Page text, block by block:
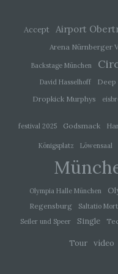
Accept Airport
Arena Nürnberger
Backstage München
David Hasselhoff
Deep
Dropkick Murphys
festival 2025 Godsmack
Königsplatz Löwensaal
Olympia Halle München
Regensburg Saltatio
Seiler und Speer
Single
Tour video
Michaela Mayerr
Hauffstraße 10
Cookies /
Die Internetseiten
Cookies,
dazu, unser Angebot
sicherer zu machen.
SessionStorage ist